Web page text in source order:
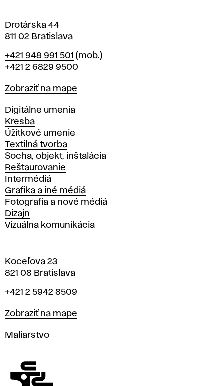
Drotárska 44
811 02 Bratislava
Telefón
+421 948 991 501 (mob.)
+421 2 6829 9500
Mapa
Zobraziť na mape
Katedry
Digitálne umenia
Kresba
Úžitkové umenie
Textilná tvorba
Socha, objekt, inštalácia
Reštaurovanie
Intermédiá
Grafika a iné médiá
Fotografia a nové médiá
Dizajn
Vizuálna komunikácia
Koceľova 23
821 08 Bratislava
Telefón
+421 2 5942 8509
Mapa
Zobraziť na mape
Katedry
Maliarstvo